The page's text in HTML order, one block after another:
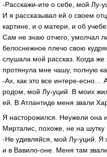
-Расскажи-ите о себе, мой Лу-
И я рассказывал ей о своем
картине, и о матери, и об
Сам не знаю отчего, умолчал
белоснежное плечо свою
слушала мой рассказ. Когда
протянула мне чашу, полную
-Ах, как это все интере-есно…
родом, мой Лу-уций. В моих
ей. В Атлантиде меня звали
Я насторожился. Неужели она
Мирталис, похоже, не на
-Не удивляйся, мой Лу-уций. Я
и в Вавило-оне. Меня там